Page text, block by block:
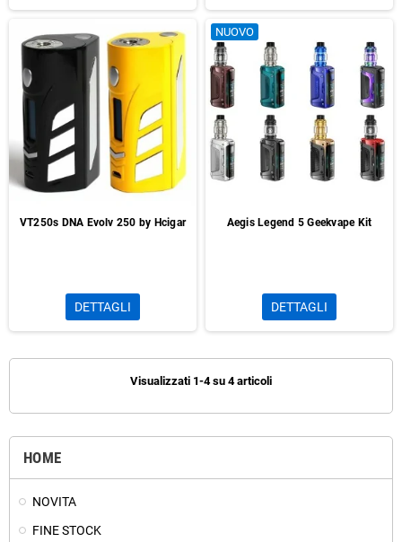
HOME
NOVITA
FINE STOCK
VT250s DNA Evolv 250 by Hcigar
DETTAGLI
NUOVO
Aegis Legend 5 Geekvape Kit
DETTAGLI
Visualizzati 1-4 su 4 articoli